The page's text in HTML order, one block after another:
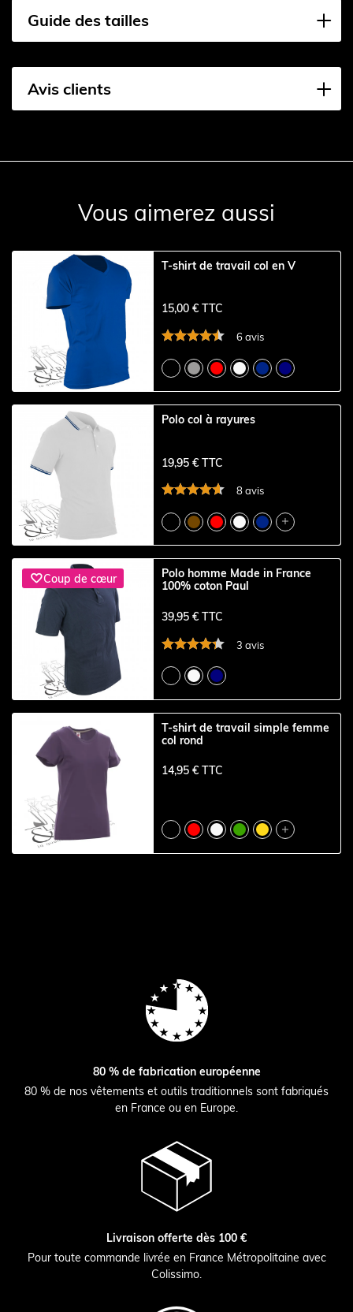
Guide des tailles
Avis clients
Vous aimerez aussi
T-shirt de travail col en V
15,00 € TTC
6 avis
Polo col à rayures
19,95 € TTC
8 avis

Coup de cœur
Polo homme Made in France
100% coton Paul
39,95 € TTC
3 avis
T-shirt de travail simple femme
col rond
14,95 € TTC

80 % de fabrication européenne
80 % de nos vêtements et outils traditionnels sont fabriqués
en France ou en Europe.
Livraison offerte dès 100 €
Pour toute commande livrée en France Métropolitaine avec
Colissimo.